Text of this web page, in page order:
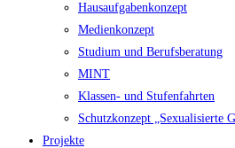
Hausaufgabenkonzept
Medienkonzept
Studium und Berufsberatung
MINT
Klassen- und Stufenfahrten
Schutzkonzept „Sexualisierte
Projekte